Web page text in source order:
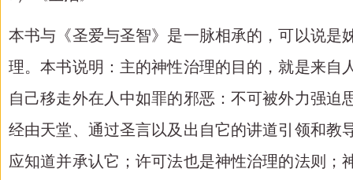
本书与《圣爱与圣智》是一脉相承的，可以说是
理。本书说明：主的神性治理的目的，就是来自
自己移走外在人中如罪的邪恶：不可被外力强
经由天堂、通过圣言以及出自它的讲道引领和教
应知道并承认它；许可法也是神性治理的法则